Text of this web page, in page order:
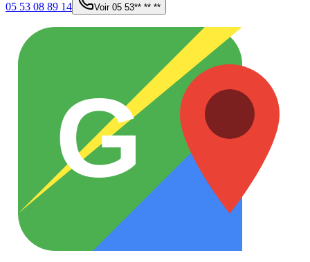
05 53 08 89 14
Voir 05 53** ** **
G